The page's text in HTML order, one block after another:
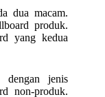
dua macam.
produk.
yang kedua
dengan jenis
non-produk.